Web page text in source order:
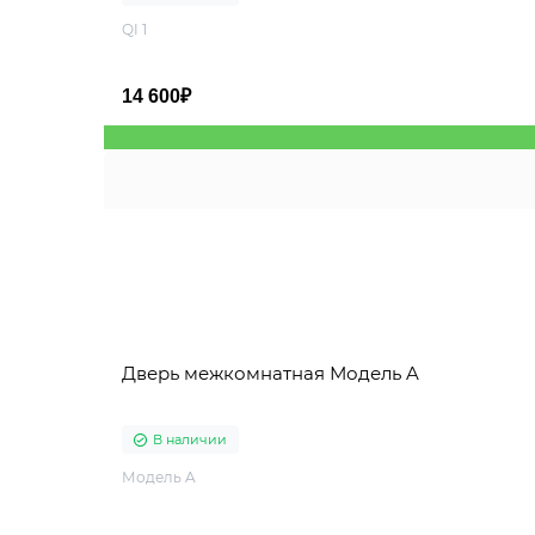
QI 1
14 600₽
Дверь межкомнатная Модель A
В наличии
Модель A